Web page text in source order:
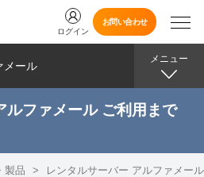
ログイン
お問い合わせ
メール
メニュー
ルファメール ご利用まで
製品 > レンタルサーバー アルファメール